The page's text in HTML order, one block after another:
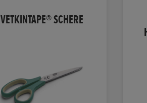
VETKINTAPE® SCHERE